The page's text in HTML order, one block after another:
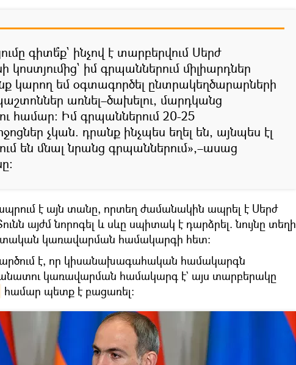
գիտե՞ք` ինչով է տարբերվում Սերժ
կոստյումից` իմ գրպաններում միլիարդներ
կարող եմ օգտագործել ընտրակեղծարարների
առնել–ծախելու, մարդկանց
համար։ Իմ գրպաններում 20-25
չկան. դրանք ինչպես եղել են, այնպես էլ
են մնալ նրանց գրպաններում»,–ասաց
է այն տանը, որտեղ ժամանակին ապրել է Սերժ
այժմ նորոգել և սևը սպիտակ է դարձրել. նույնը տեղի
կառավարման համակարգի հետ։
է, որ կիսանախագահական համակարգն
կառավարման համակարգ է` այս տարբերակը
համար պետք է բացառել։